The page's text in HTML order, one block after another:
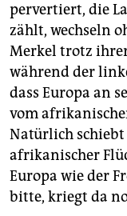
pervertiert, die
zählt, wechseln
Merkel trotz
während der
dass Europa an
vom
Natürlich
afrikanischer
Europa wie der
bitte, kriegt da